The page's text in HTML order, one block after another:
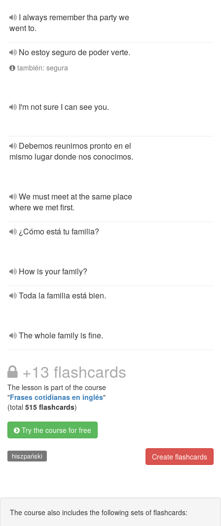
I always remember tha party we
went to.
No estoy seguro de poder verte.
también: segura
I'm not sure I can see you.
Debemos reunirnos pronto en el
mismo lugar donde nos conocimos.
We must meet at the same place
where we met first.
¿Cómo está tu familia?
How is your family?
Toda la familia está bien.
The whole family is fine.
+13 flashcards
The lesson is part of the course
"Frases cotidianas en inglés"
(total 515 flashcards)
Try the course for free
Create flashcards
hiszpański
The course also includes the following sets of flashcards: